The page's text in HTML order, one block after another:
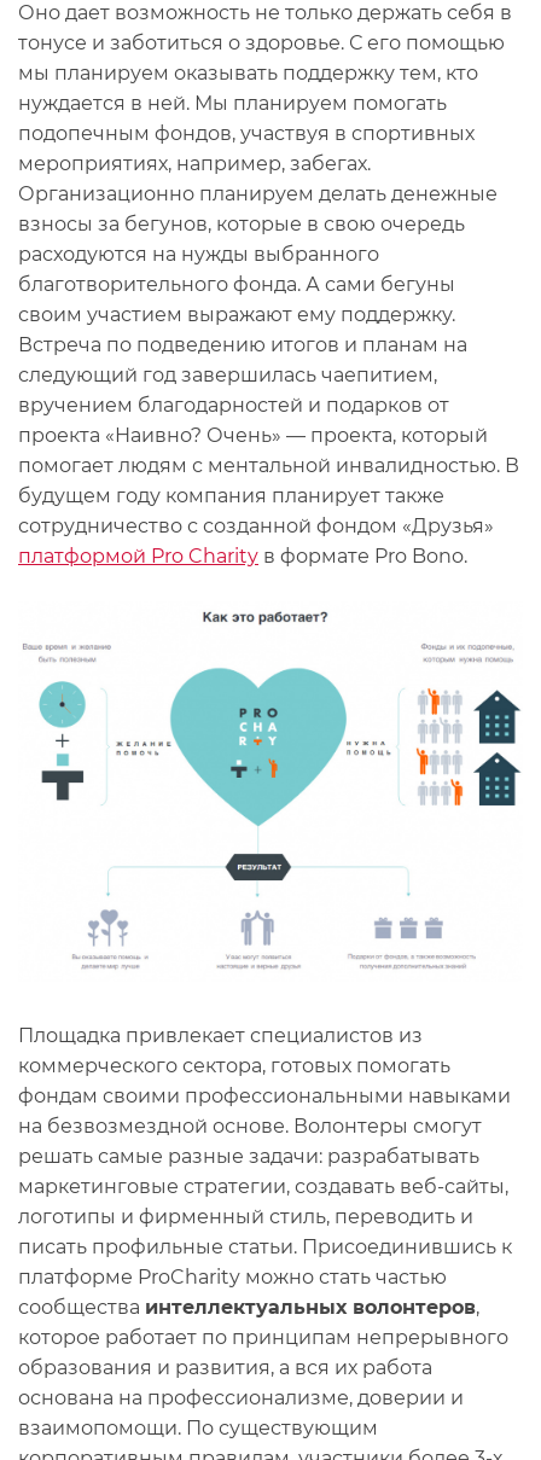
Оно дает возможность не только держать себя в
тонусе и заботиться о здоровье. С его помощью
мы планируем оказывать поддержку тем, кто
нуждается в ней. Мы планируем помогать
подопечным фондов, участвуя в спортивных
мероприятиях, например, забегах.
Организационно планируем делать денежные
взносы за бегунов, которые в свою очередь
расходуются на нужды выбранного
благотворительного фонда. А сами бегуны
своим участием выражают ему поддержку.
Встреча по подведению итогов и планам на
следующий год завершилась чаепитием,
вручением благодарностей и подарков от
проекта «Наивно? Очень» — проекта, который
помогает людям с ментальной инвалидностью. В
будущем году компания планирует также
сотрудничество с созданной фондом «Друзья»
платформой Pro Charity в формате Pro Bono.
Площадка привлекает специалистов из
коммерческого сектора, готовых помогать
фондам своими профессиональными навыками
на безвозмездной основе. Волонтеры смогут
решать самые разные задачи: разрабатывать
маркетинговые стратегии, создавать веб-сайты,
логотипы и фирменный стиль, переводить и
писать профильные статьи. Присоединившись к
платформе ProCharity можно стать частью
сообщества интеллектуальных волонтеров,
которое работает по принципам непрерывного
образования и развития, а вся их работа
основана на профессионализме, доверии и
взаимопомощи. По существующим